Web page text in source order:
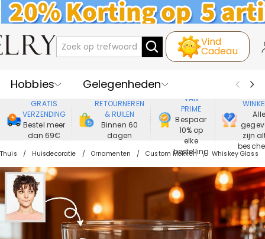
Vind
Cadeau
Hobbies
Gelegenheden
Recipienten
Best Verkochte
Nieuwe
Juwelen
Wonen&Leven
Kleding
GRATIS
VERZENDING
Bestel meer
dan 69€
RETOURNEREN
& RUILEN
Binnen 60
dagen
VAN
PRIME
Bespaar
10% op
elke
bestelling
Alle
zijn
Thuis Huisdecoratie Ornamenten Custom Mokken Whiskey Glass